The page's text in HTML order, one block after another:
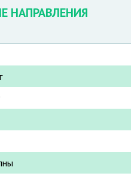
НАПРАВЛЕНИЯ